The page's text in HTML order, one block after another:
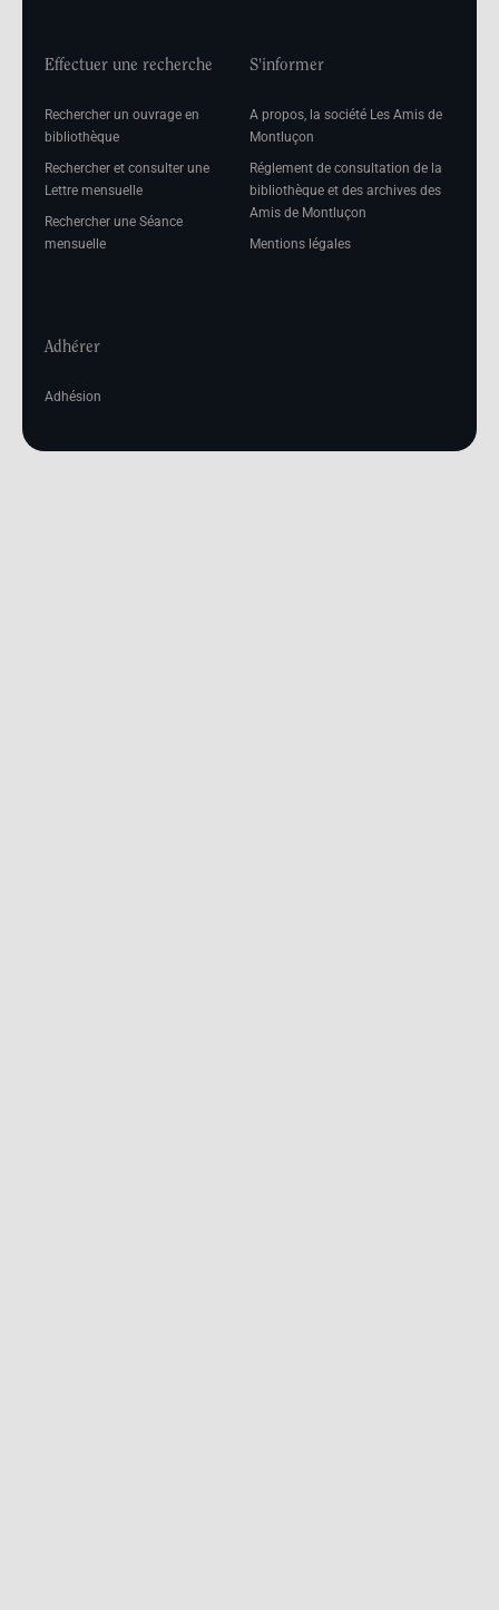
Effectuer une recherche
Rechercher un ouvrage en
bibliothèque
Rechercher et consulter une
Lettre mensuelle
Rechercher une Séance
mensuelle
S'informer
A propos, la société Les Amis de
Montluçon
Réglement de consultation de la
bibliothèque et des archives des
Amis de Montluçon
Mentions légales
Adhérer
Adhésion